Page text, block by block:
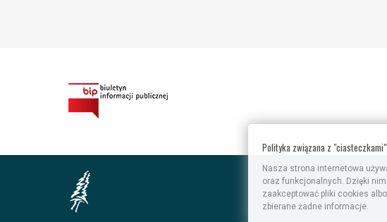
Polityka związana z "ciasteczkami"
Nasza strona internetowa
oraz funkcjonalnych. Dzięki
zaakceptować pliki cookies
zbierane żadne informacje.